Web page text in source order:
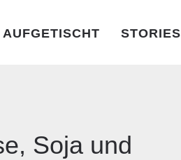
AUFGETISCHT STORIES
Soja und